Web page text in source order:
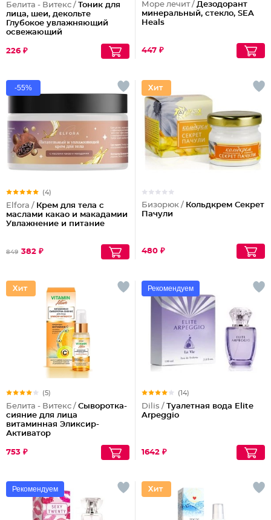
Белита - Витекс / Тоник для
лица, шеи, декольте
Глубокое увлажняющий
освежающий
226 ₽
Море лечит / Дезодорант
минеральный, стекло, SEA
Heals
447 ₽
-55%
(4)
Elfora / Крем для тела с
маслами какао и макадамии
Увлажнение и питание
849 382 ₽
Бизорюк / Кольдкрем Секрет
Пачули
480 ₽
(5)
Белита - Витекс / Сыворотка-
сияние для лица
витаминная Эликсир-
Активатор
753 ₽
Рекомендуем
(14)
Dilis / Туалетная вода Elite
Arpeggio
1642 ₽
Рекомендуем